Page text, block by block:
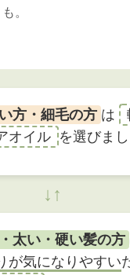
。
方・細毛の方 は
オイル
を選びまし
↓↑
太い・硬い髪の方
が気になりやすい